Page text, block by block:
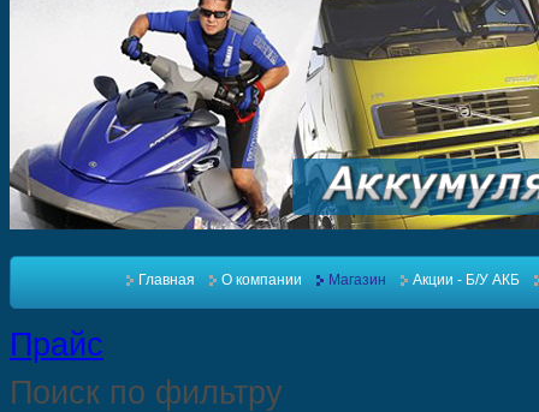
Главная О компании Магазин Акции - Б/У АКБ
Прайс
Поиск по фильтру